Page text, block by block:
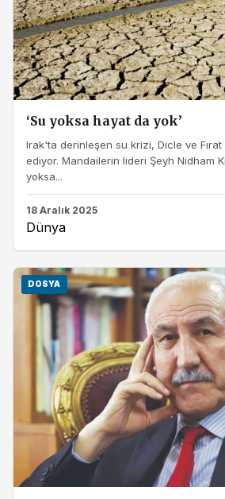
‘Su yoksa hayat da yok’
Irak'ta derinleşen su krizi, Dicle ve
ediyor. Mandailerin lideri Şeyh Nidham
yoksa...
18 Aralık 2025
Dünya
DOSYA